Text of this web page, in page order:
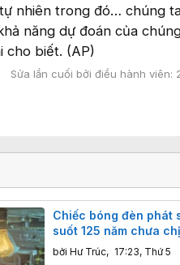
nhiên trong đó… chúng
năng dự đoán của
cho biết. (AP)
Sửa lần cuối bởi điều hành viên:
Chiếc bóng đèn phát
suốt 125 năm chưa
Độ bền khiến công
đại cũng phải ngả nón
bởi Hư Trúc, 17:23, Thứ 5